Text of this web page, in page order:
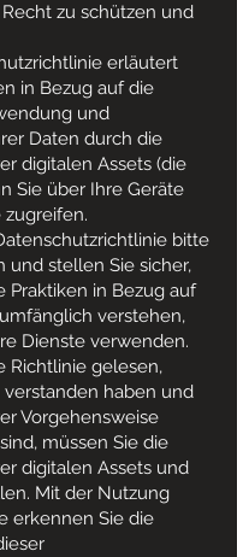
zu schützen und
erläutert
in Bezug auf die
und
Daten durch die
digitalen Assets (die
Sie über Ihre Geräte
bitte
und stellen Sie sicher,
Praktiken in Bezug auf
verstehen,
Dienste verwenden.
Richtlinie gelesen,
haben und
Vorgehensweise
müssen Sie die
digitalen Assets und
Mit der Nutzung
erkennen Sie die